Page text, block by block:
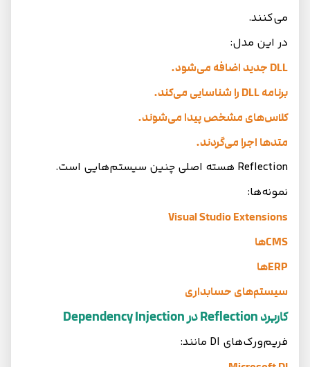
می‌کنند.
در این مدل:
DLL جدید اضافه می‌شود.
برنامه DLL را شناسایی می‌کند.
کلاس‌های مشخص پیدا می‌شوند.
متدها اجرا می‌گردند.
Reflection هسته اصلی چنین سیستم‌هایی است.
نمونه‌ها:
Visual Studio Extensions
CMSها
ERPها
سیستم‌های حسابداری
کاربرد Reflection در Dependency Injection
فریم‌ورک‌های DI مانند: